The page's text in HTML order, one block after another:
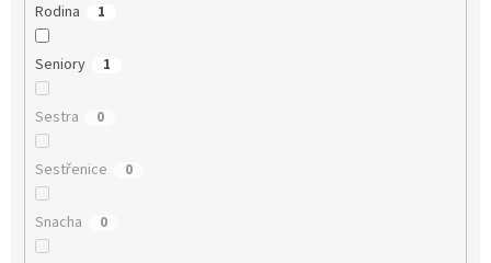
Rodina 1
Seniory 1
Sestra 0
Sestřenice 0
Snacha 0